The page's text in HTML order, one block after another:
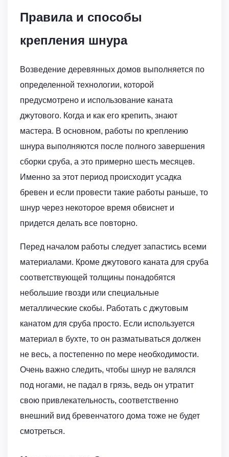
Правила и способы
крепления шнура
Возведение деревянных домов выполняется по
определенной технологии, которой
предусмотрено и использование каната
джутового. Когда и как его крепить, знают
мастера. В основном, работы по креплению
шнура выполняются после полного завершения
сборки сруба, а это примерно шесть месяцев.
Именно за этот период происходит усадка
бревен и если провести такие работы раньше, то
шнур через некоторое время обвиснет и
придется делать все повторно.
Перед началом работы следует запастись всеми
материалами. Кроме джутового каната для сруба
соответствующей толщины понадобятся
небольшие гвозди или специальные
металлические скобы. Работать с джутовым
канатом для сруба просто. Если используется
материал в бухте, то он разматываться должен
не весь, а постепенно по мере необходимости.
Очень важно следить, чтобы шнур не валялся
под ногами, не падал в грязь, ведь он утратит
свою привлекательность, соответственно
внешний вид бревенчатого дома тоже не будет
смотреться.